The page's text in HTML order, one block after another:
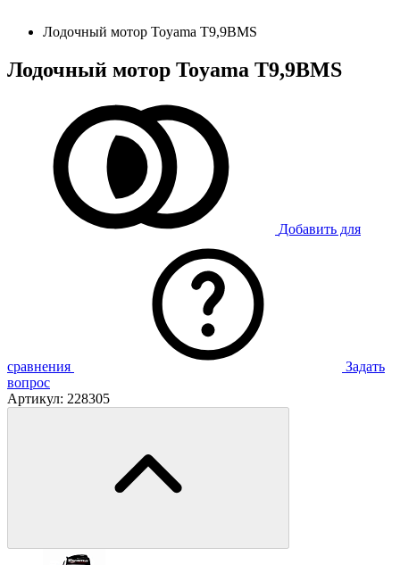
Лодочный мотор Toyama T9,9BMS
Лодочный мотор Toyama T9,9BMS
Добавить для
сравнения
Задать
вопрос
Артикул: 228305